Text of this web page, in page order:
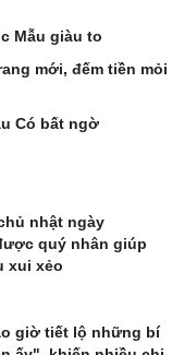
Mẫu giàu to
mới, đếm tiền mỏi
Có bất ngờ
nhật ngày
quý nhân giúp
xui xẻo
giờ tiết lộ những bí